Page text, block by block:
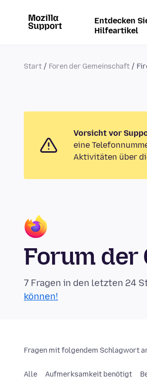
Entdecken
Hilfeartikel
Start Foren der Gemeinschaft
Vorsicht vor
eine
Aktivitäten über
Forum der
7 Fragen in den letzten 24
können!
Fragen mit folgendem Schlagwort
Alle Aufmerksamkeit benötigt